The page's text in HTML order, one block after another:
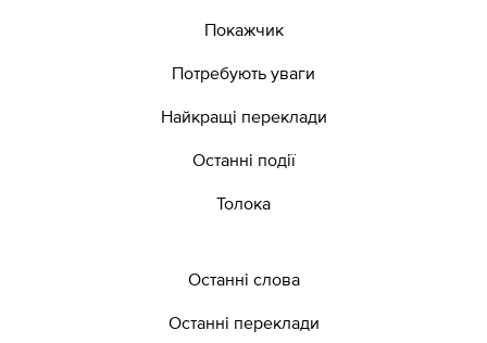
Покажчик
Потребують уваги
Найкращі переклади
Останні події
Толока
Останні слова
Останні переклади